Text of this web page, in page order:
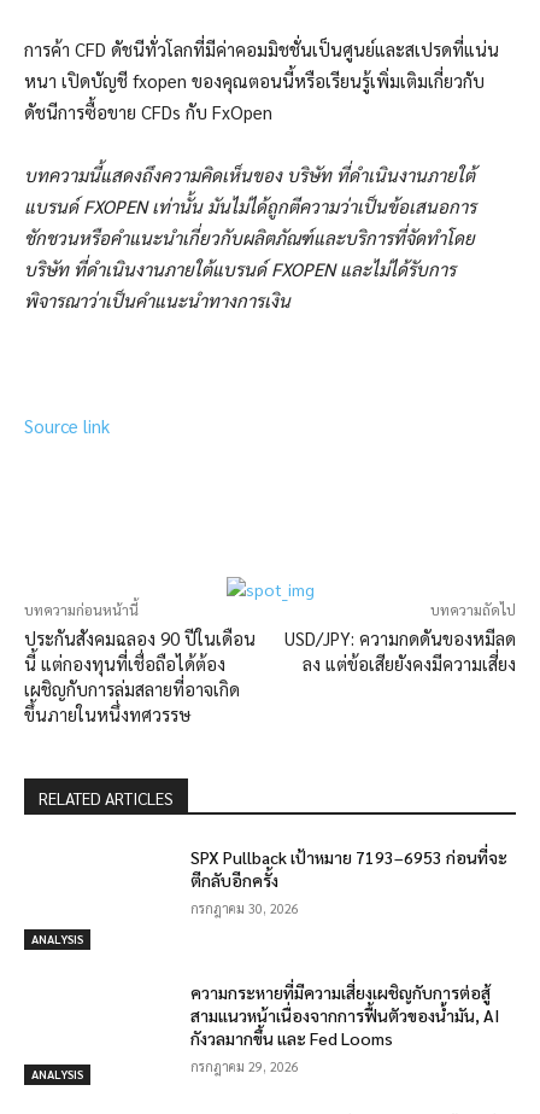
การค้า CFD ดัชนีทั่วโลกที่มีค่าคอมมิชชั่นเป็นศูนย์และสเปรดที่แน่น
หนา เปิดบัญชี fxopen ของคุณตอนนี้หรือเรียนรู้เพิ่มเติมเกี่ยวกับ
ดัชนีการซื้อขาย CFDs กับ FxOpen
บทความนี้แสดงถึงความคิดเห็นของ บริษัท ที่ดำเนินงานภายใต้
แบรนด์ FXOPEN เท่านั้น มันไม่ได้ถูกตีความว่าเป็นข้อเสนอการ
ชักชวนหรือคำแนะนำเกี่ยวกับผลิตภัณฑ์และบริการที่จัดทำโดย
บริษัท ที่ดำเนินงานภายใต้แบรนด์ FXOPEN และไม่ได้รับการ
พิจารณาว่าเป็นคำแนะนำทางการเงิน
Source link
บทความก่อนหน้านี้
ประกันสังคมฉลอง 90 ปีในเดือน
นี้ แต่กองทุนที่เชื่อถือได้ต้อง
เผชิญกับการล่มสลายที่อาจเกิด
ขึ้นภายในหนึ่งทศวรรษ
บทความถัดไป
USD/JPY: ความกดดันของหมีลด
ลง แต่ข้อเสียยังคงมีความเสี่ยง
RELATED ARTICLES
ANALYSIS
SPX Pullback เป้าหมาย 7193–6953 ก่อนที่จะ
ตีกลับอีกครั้ง
กรกฎาคม 30, 2026
ANALYSIS
ความกระหายที่มีความเสี่ยงเผชิญกับการต่อสู้
สามแนวหน้าเนื่องจากการฟื้นตัวของน้ำมัน, AI
กังวลมากขึ้น และ Fed Looms
กรกฎาคม 29, 2026